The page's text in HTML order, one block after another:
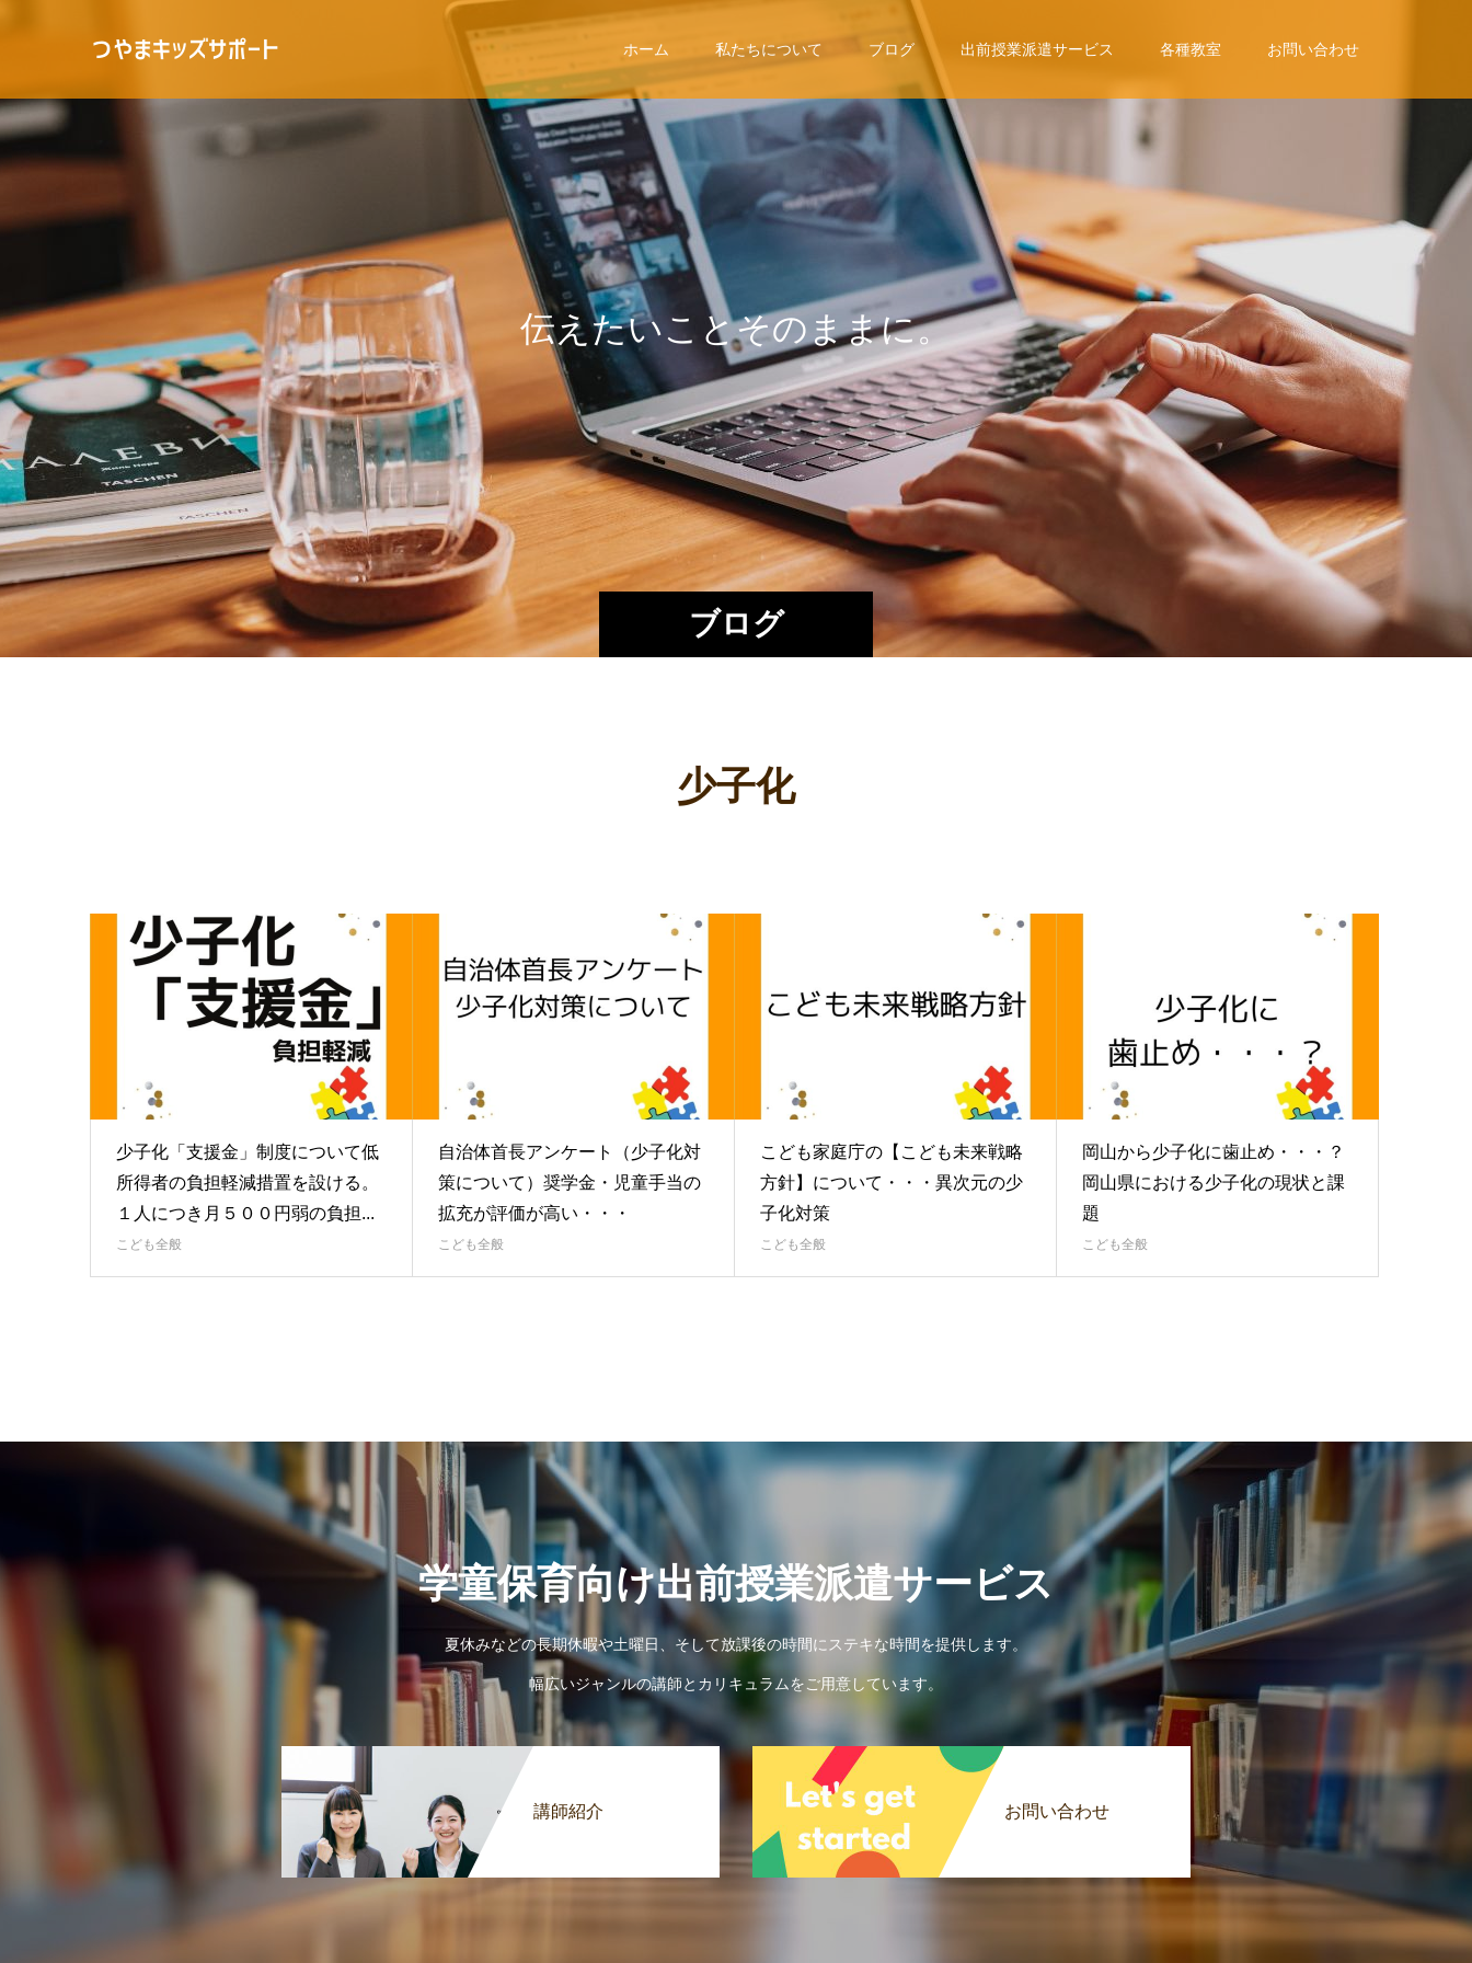
ホーム 私たちについて ブログ 出前授業派遣サービス 各種教室 お問い合わせ
ブログ
伝えたいこ とその ままに。
少子化
少子化「支援金」制度について低
所得者の負担軽減措置を設ける。
１人につき月５００円弱の負担...
こども全般
自治体首長アンケート（少子化対
策について）奨学金・児童手当の
拡充が評価が高い・・・
こども全般
こども家庭庁の【こども未来戦略
方針】について・・・異次元の少
子化対策
こども全般
岡山から少子化に歯止め・・・？
岡山県における少子化の現状と課
題
こども全般
学童保育向け出前授業派遣サービス
夏休みなどの長期休暇や土曜日、そして放課後の時間にステキな時間を提供します。
幅広いジャンルの講師とカリキュラムをご用意しています。
講師紹介 お問い合わせ